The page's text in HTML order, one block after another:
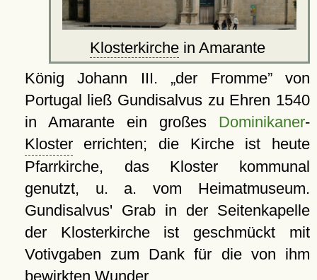
Klosterkirchein Amarante
König Johann III. der Fromme von
Portugal ließ Gundisalvus zu Ehren 1540
in Amarante ein großes Dominikaner-
Klostererrichten; die Kirche ist heute
Pfarrkirche, das Kloster kommunal
genutzt, u. a. vom Heimatmuseum.
Gundisalvus' Grab in der Seitenkapelle
der Klosterkirche ist geschmückt mit
Votivgaben zum Dank für die von ihm
bewirkten Wunder.